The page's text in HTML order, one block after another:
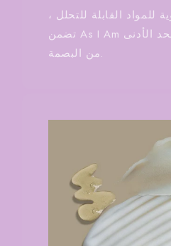
للمواد القابلة للتحلل ،
تضمن As I Am المنتجات التي لها الحد الأدنى
من البصمة.